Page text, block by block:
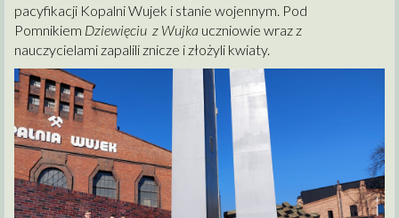
pacyfikacji Kopalni Wujek i stanie wojennym. Pod
Pomnikiem Dziewięciu z Wujka uczniowie wraz z
nauczycielami zapalili znicze i złożyli kwiaty.